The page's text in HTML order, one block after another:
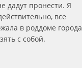
дадут пронести. Я
все
в роддоме города
с собой.